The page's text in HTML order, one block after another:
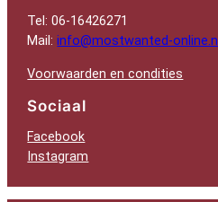
Tel: 06-16426271
Mail:info@mostwanted-online.nl
Voorwaarden en condities
Sociaal
Facebook
Instagram